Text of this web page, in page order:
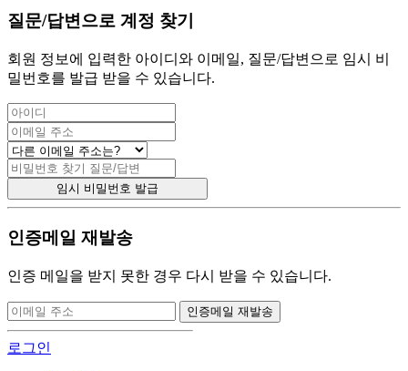
질문/답변으로 계정 찾기
회원 정보에 입력한 아이디와 이메일, 질문/답변으로 임시 비
밀번호를 발급 받을 수 있습니다.
인증메일 재발송
인증 메일을 받지 못한 경우 다시 받을 수 있습니다.
로그인